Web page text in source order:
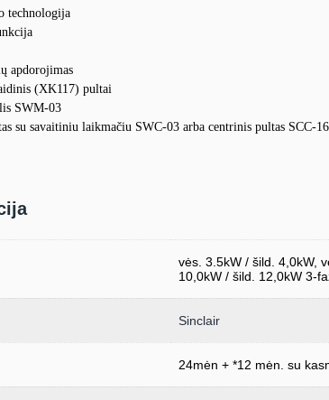
technologija
apdorojimas
(XK117) pultai
SWM-03
su savaitiniu laikmačiu SWC-03 arba centrinis pultas SCC-16
vės. 3.5kW / šild. 4,0kW,
10,0kW / šild. 12,0kW 3-
Sinclair
24mėn + *12 mėn. su